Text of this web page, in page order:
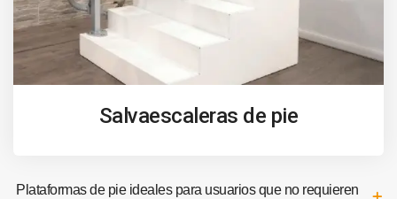
Salvaescaleras de pie
Plataformas de pie ideales para usuarios que no requieren